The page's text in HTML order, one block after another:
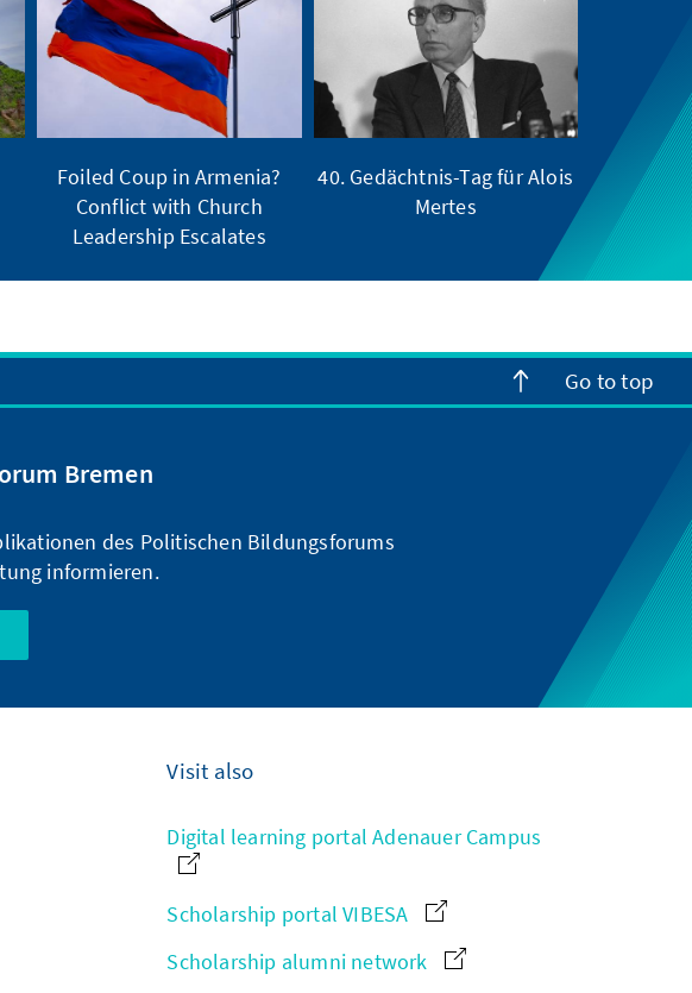
Foiled Coup in Armenia?
Conflict with Church
Leadership Escalates
40. Gedächtnis-Tag für Alois
Mertes
Go to top
Bremen
des Politischen Bildungsforums
informieren.
Visit also
Digital learning portal Adenauer Campus
Scholarship portal VIBESA
Scholarship alumni network